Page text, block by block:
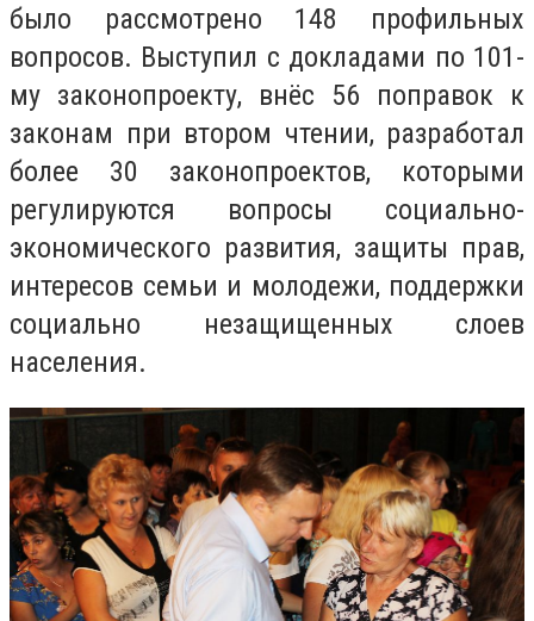
было рассмотрено 148 профильных
вопросов. Выступил с докладами по 101-
му законопроекту, внёс 56 поправок к
законам при втором чтении, разработал
более 30 законопроектов, которыми
регулируются вопросы социально-
экономического развития, защиты прав,
интересов семьи и молодежи, поддержки
социально незащищенных слоев
населения.